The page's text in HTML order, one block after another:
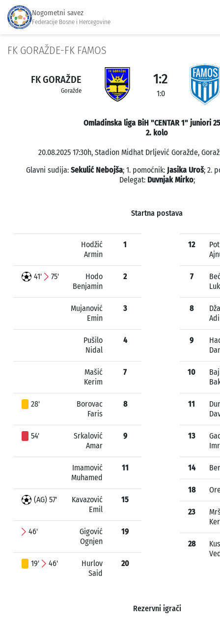
Nogometni savez
Federacije Bosne i Hercegovine
FK GORAŽDE-FK FAMOS
FK GORAŽDE
Goražde
1:2
1:0
Omladinska liga BiH "CENTAR 1" juniori
2. kolo
20.08.2025 17:30h, Stadion Midhat Drljević Goražde,
Glavni sudija: Sekulić Nebojša; 1. pomoćnik: Jasika Uroš; 2.
Delegat: Duvnjak Mirko;
Startna postava
Hodžić
Armin
1
41' 75'
Hodo
Benjamin
2
Mujanović
Emin
3
Pušilo
Nidal
4
Mašić
Kerim
7
28'
Borovac
Faris
8
54'
Srkalović
Amar
9
Imamović
Muhamed
11
(AG) 57'
Kavazović
Emil
15
46'
Gigović
Ognjen
19
19' 46'
Hurlov
Said
20
12
7
8
9
10
11
13
14
18
23
28
Rezervni igrači